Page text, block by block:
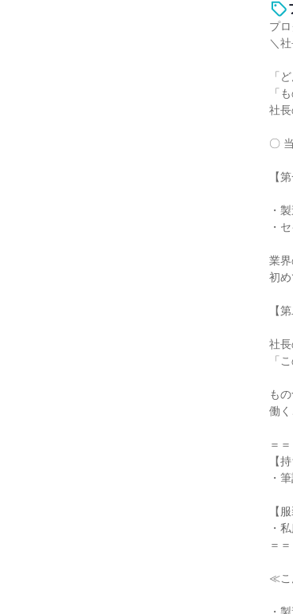
プ
＼
「
「
社
〇
【
・
・
業界
初
【
社長
「
も
働
＝
【
・
【
・
＝
≪こ